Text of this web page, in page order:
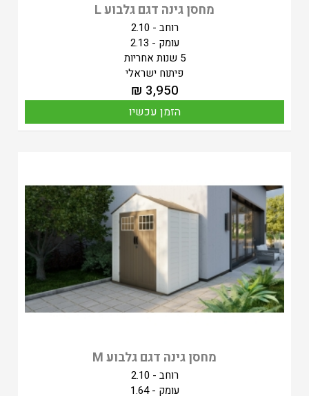
מחסן גינה דגם גלבוע L
רוחב - 2.10
עומק - 2.13
5 שנות אחריות
פיתוח ישראלי
₪ 3,950
הזמן עכשיו
מחסן גינה דגם גלבוע M
רוחב - 2.10
עומק - 1.64